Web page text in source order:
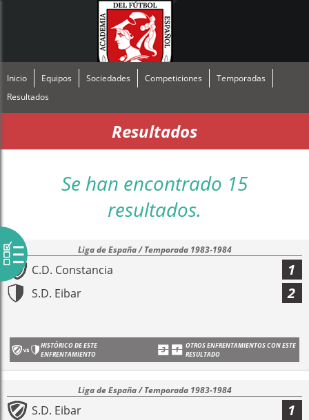
Inicio Equipos Sociedades Competiciones
Temporadas
Resultados
Resultados
Se han encontrado 15
resultados.
Liga de España / Temporada 1983-1984
C.D. Constancia 1
S.D. Eibar 2
HISTÓRICO DE ESTE
ENFRENTAMIENTO
OTROS ENFRENTAMIENTOS CON ESTE
RESULTADO
Liga de España / Temporada 1983-1984
S.D. Eibar 1